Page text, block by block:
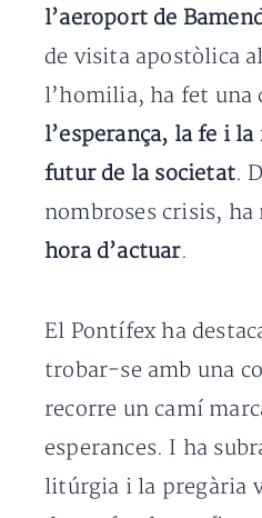
l’aeroport de
de visita apostòlica
l’homilia, ha fet una
l’esperança, la fe i
futur de la societat.
nombroses crisis, ha
hora d’actuar.
El Pontífex ha
trobar-se amb una
recorre un camí
esperances. I ha
litúrgia i la pregària